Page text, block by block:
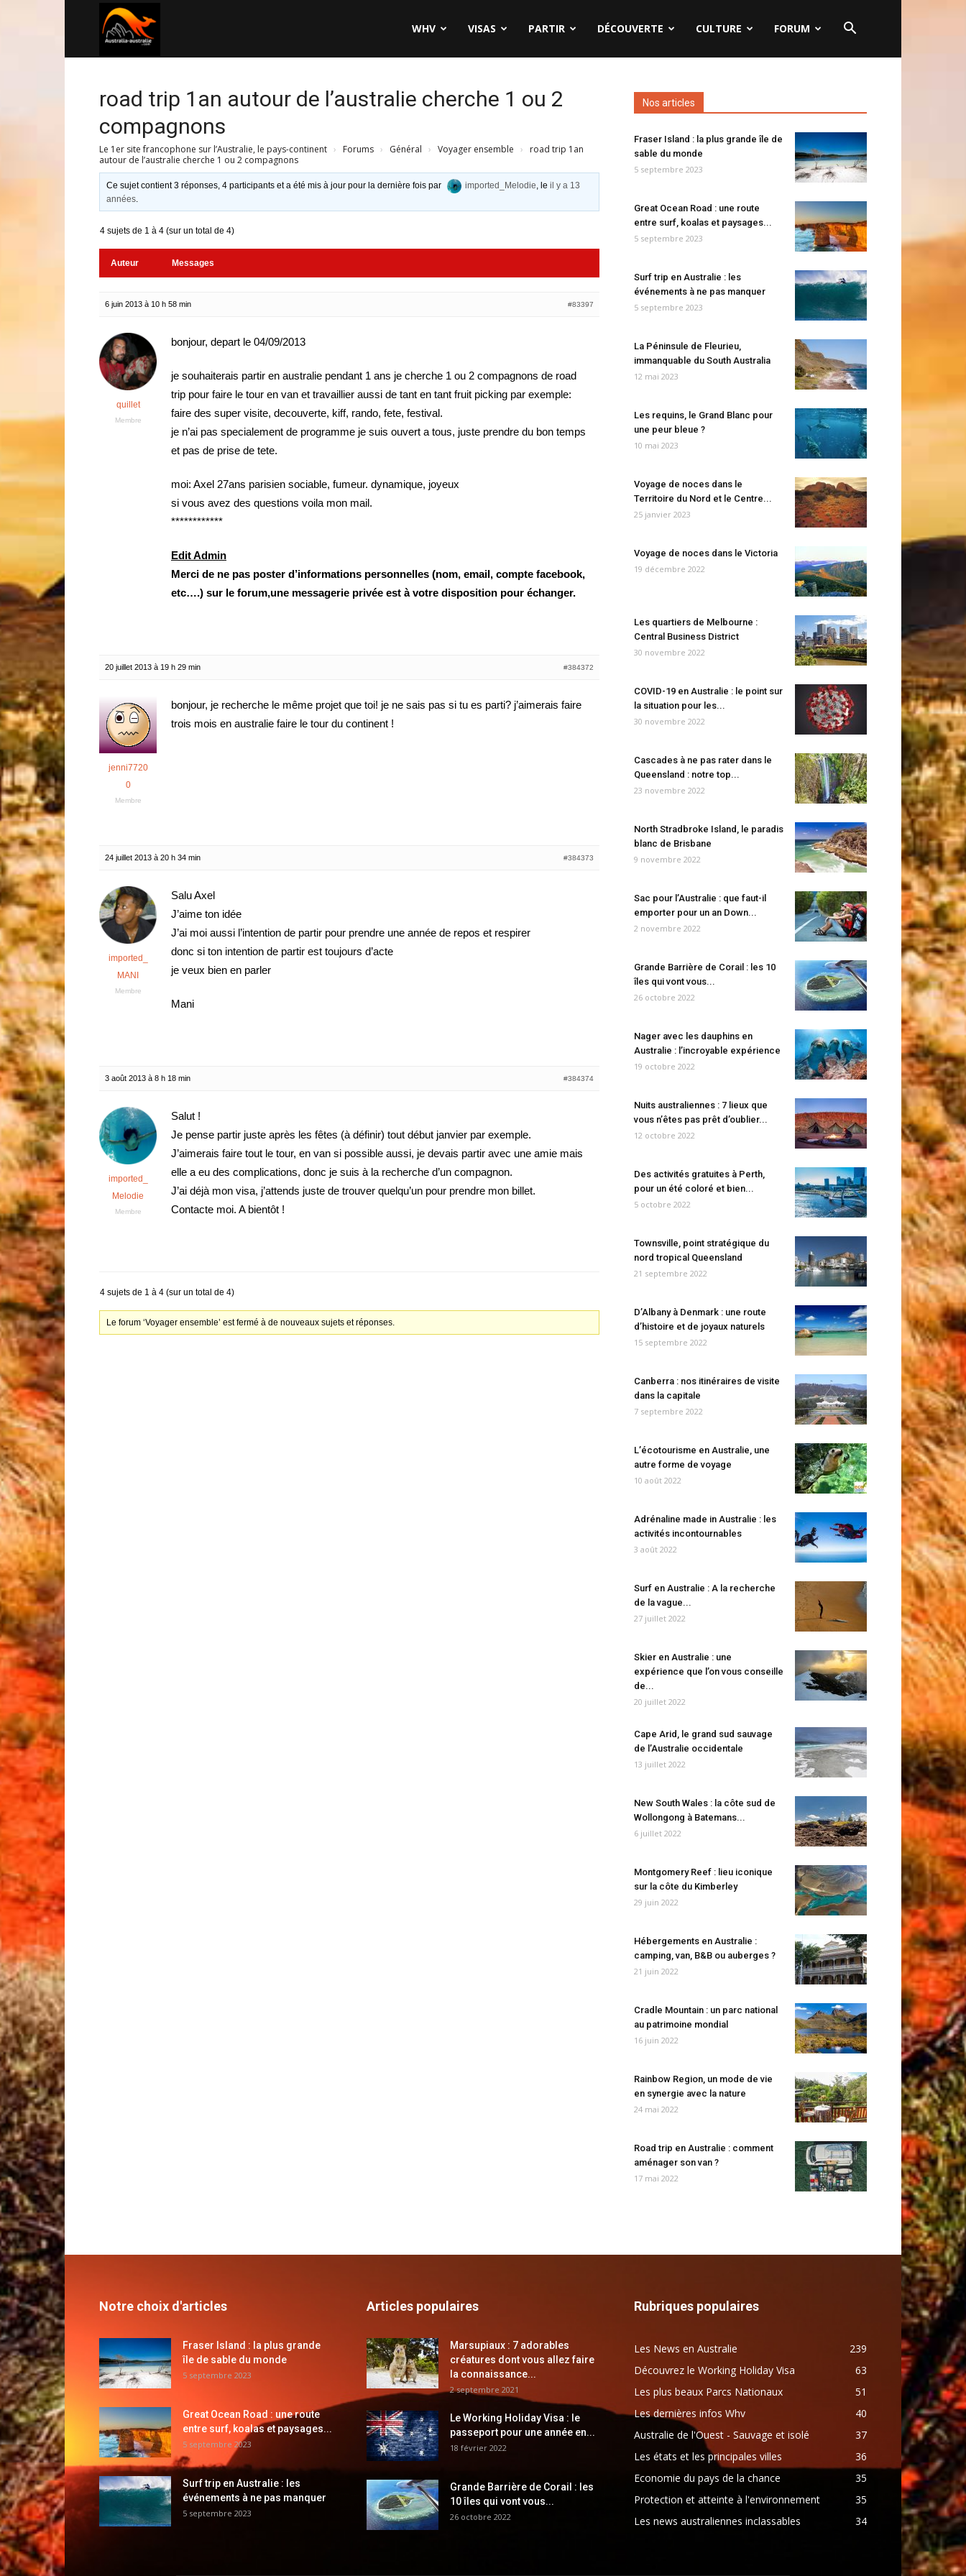
WHV VISAS PARTIR DÉCOUVERTE CULTURE FORUM
road trip 1an autour de l’australie cherche 1 ou 2
compagnons
Le 1er site francophone sur l’Australie, le pays-continent › Forums › Général › Voyager ensemble ›
road trip 1an
autour de l’australie cherche 1 ou 2 compagnons
Ce sujet contient 3 réponses, 4 participants et a été mis à jour pour la dernière fois par imported_Melodie, leil y a 13
années.
4 sujets de 1 à 4 (sur un total de 4)
Auteur Messages
6 juin 2013 à 10 h 58 min #83397
quillet
Membre
bonjour, depart le 04/09/2013
je souhaiterais partir en australie pendant 1 ans je cherche 1 ou 2 compagnons de road
trip pour faire le tour en van et travaillier aussi de tant en tant fruit picking par exemple:
faire des super visite, decouverte, kiff, rando, fete, festival.
je n’ai pas specialement de programme je suis ouvert a tous, juste prendre du bon temps
et pas de prise de tete.
moi: Axel 27ans parisien sociable, fumeur. dynamique, joyeux
si vous avez des questions voila mon mail.
************
Edit Admin
Merci de ne pas poster d’informations personnelles (nom, email, compte facebook,
etc….) sur le forum,une messagerie privée est à votre disposition pour échanger.
20 juillet 2013 à 19 h 29 min #384372
jenni7720
0
Membre
bonjour, je recherche le même projet que toi! je ne sais pas si tu es parti? j’aimerais faire
trois mois en australie faire le tour du continent !
24 juillet 2013 à 20 h 34 min #384373
imported_
MANI
Membre
Salu Axel
J’aime ton idée
J’ai moi aussi l’intention de partir pour prendre une année de repos et respirer
donc si ton intention de partir est toujours d’acte
je veux bien en parler
Mani
3 août 2013 à 8 h 18 min #384374
imported_
Melodie
Membre
Salut !
Je pense partir juste après les fêtes (à définir) tout début janvier par exemple.
J’aimerais faire tout le tour, en van si possible aussi, je devais partir avec une amie mais
elle a eu des complications, donc je suis à la recherche d’un compagnon.
J’ai déjà mon visa, j’attends juste de trouver quelqu’un pour prendre mon billet.
Contacte moi. A bientôt !
4 sujets de 1 à 4 (sur un total de 4)
Le forum ‘Voyager ensemble’ est fermé à de nouveaux sujets et réponses.
Nos articles
Fraser Island : la plus grande île de
sable du monde
5 septembre 2023
Great Ocean Road : une route
entre surf, koalas et paysages...
5 septembre 2023
Surf trip en Australie : les
événements à ne pas manquer
5 septembre 2023
La Péninsule de Fleurieu,
immanquable du South Australia
12 mai 2023
Les requins, le Grand Blanc pour
une peur bleue ?
10 mai 2023
Voyage de noces dans le
Territoire du Nord et le Centre...
25 janvier 2023
Voyage de noces dans le Victoria
19 décembre 2022
Les quartiers de Melbourne :
Central Business District
30 novembre 2022
COVID-19 en Australie : le point sur
la situation pour les...
30 novembre 2022
Cascades à ne pas rater dans le
Queensland : notre top...
23 novembre 2022
North Stradbroke Island, le paradis
blanc de Brisbane
9 novembre 2022
Sac pour l’Australie : que faut-il
emporter pour un an Down...
2 novembre 2022
Grande Barrière de Corail : les 10
îles qui vont vous...
26 octobre 2022
Nager avec les dauphins en
Australie : l’incroyable expérience
19 octobre 2022
Nuits australiennes : 7 lieux que
vous n’êtes pas prêt d’oublier...
12 octobre 2022
Des activités gratuites à Perth,
pour un été coloré et bien...
5 octobre 2022
Townsville, point stratégique du
nord tropical Queensland
21 septembre 2022
D’Albany à Denmark : une route
d’histoire et de joyaux naturels
15 septembre 2022
Canberra : nos itinéraires de visite
dans la capitale
7 septembre 2022
L’écotourisme en Australie, une
autre forme de voyage
10 août 2022
Adrénaline made in Australie : les
activités incontournables
3 août 2022
Surf en Australie : A la recherche
de la vague...
27 juillet 2022
Skier en Australie : une
expérience que l’on vous conseille
de...
20 juillet 2022
Cape Arid, le grand sud sauvage
de l’Australie occidentale
13 juillet 2022
New South Wales : la côte sud de
Wollongong à Batemans...
6 juillet 2022
Montgomery Reef : lieu iconique
sur la côte du Kimberley
29 juin 2022
Hébergements en Australie :
camping, van, B&B ou auberges ?
21 juin 2022
Cradle Mountain : un parc national
au patrimoine mondial
16 juin 2022
Rainbow Region, un mode de vie
en synergie avec la nature
24 mai 2022
Road trip en Australie : comment
aménager son van ?
17 mai 2022
Notre choix d'articles
Fraser Island : la plus grande
île de sable du monde
5 septembre 2023
Great Ocean Road : une route
entre surf, koalas et paysages...
5 septembre 2023
Surf trip en Australie : les
événements à ne pas manquer
5 septembre 2023
Articles populaires
Marsupiaux : 7 adorables
créatures dont vous allez faire
la connaissance...
2 septembre 2021
Le Working Holiday Visa : le
passeport pour une année en...
18 février 2022
Grande Barrière de Corail : les
10 îles qui vont vous...
26 octobre 2022
Rubriques populaires
Les News en Australie
239
Découvrez le Working Holiday Visa
63
Les plus beaux Parcs Nationaux
51
Les dernières infos Whv
40
Australie de l'Ouest - Sauvage et isolé
37
Les états et les principales villes
36
Economie du pays de la chance
35
Protection et atteinte à l'environnement
35
Les news australiennes inclassables
34